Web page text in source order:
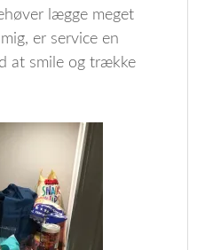
lægge meget
er service en
at smile og trække